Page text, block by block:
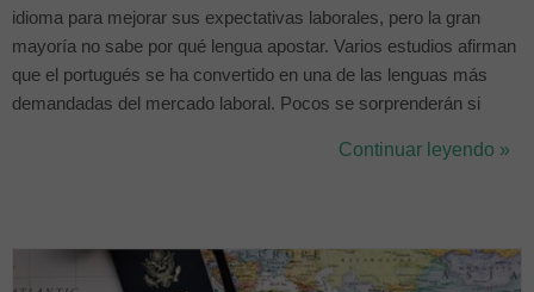
idioma para mejorar sus expectativas laborales, pero la gran
mayoría no sabe por qué lengua apostar. Varios estudios afirman
que el portugués se ha convertido en una de las lenguas más
demandadas del mercado laboral. Pocos se sorprenderán si
Sudamérica y su idioma oficial es el portugués. Este hecho ha
Continuar leyendo »